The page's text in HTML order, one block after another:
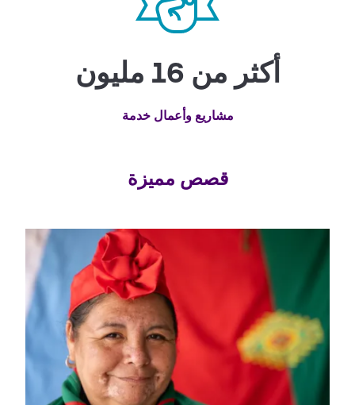
أكثر من 16 مليون
مشاريع وأعمال خدمة
قصص مميزة